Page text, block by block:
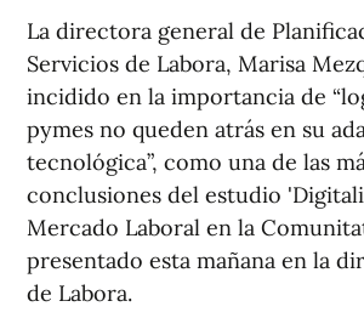
La directora general de
Servicios de Labora, Marisa
incidido en la importancia de
pymes no queden atrás en su
tecnológica”, como una de las
conclusiones del estudio
Mercado Laboral en la
presentado esta mañana en la
de Labora.